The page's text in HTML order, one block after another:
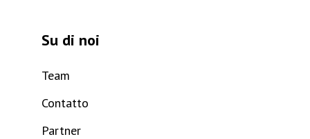
Su di noi
Team
Contatto
Partner